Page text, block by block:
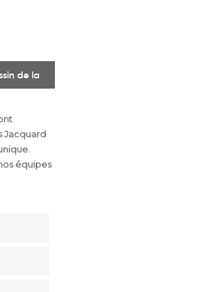
de la
Jacquard
équipes